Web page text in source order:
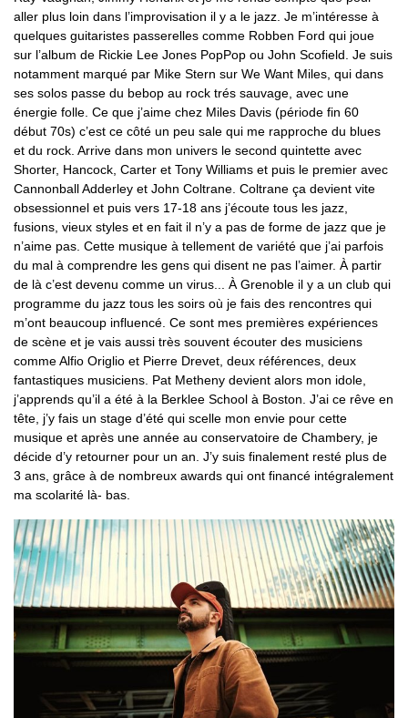
aller plus loin dans l’improvisation il y a le jazz. Je m’intéresse à
quelques guitaristes passerelles comme Robben Ford qui joue
sur l’album de Rickie Lee Jones PopPop ou John Scofield. Je suis
notamment marqué par Mike Stern sur We Want Miles, qui dans
ses solos passe du bebop au rock trés sauvage, avec une
énergie folle. Ce que j’aime chez Miles Davis (période fin 60
début 70s) c’est ce côté un peu sale qui me rapproche du blues
et du rock. Arrive dans mon univers le second quintette avec
Shorter, Hancock, Carter et Tony Williams et puis le premier avec
Cannonball Adderley et John Coltrane. Coltrane ça devient vite
obsessionnel et puis vers 17-18 ans j’écoute tous les jazz,
fusions, vieux styles et en fait il n’y a pas de forme de jazz que je
n’aime pas. Cette musique à tellement de variété que j’ai parfois
du mal à comprendre les gens qui disent ne pas l’aimer. À partir
de là c’est devenu comme un virus... À Grenoble il y a un club qui
programme du jazz tous les soirs où je fais des rencontres qui
m’ont beaucoup influencé. Ce sont mes premières expériences
de scène et je vais aussi très souvent écouter des musiciens
comme Alfio Origlio et Pierre Drevet, deux références, deux
fantastiques musiciens. Pat Metheny devient alors mon idole,
j’apprends qu’il a été à la Berklee School à Boston. J’ai ce rêve en
tête, j’y fais un stage d’été qui scelle mon envie pour cette
musique et après une année au conservatoire de Chambery, je
décide d’y retourner pour un an. J’y suis finalement resté plus de
3 ans, grâce à de nombreux awards qui ont financé intégralement
ma scolarité là- bas.